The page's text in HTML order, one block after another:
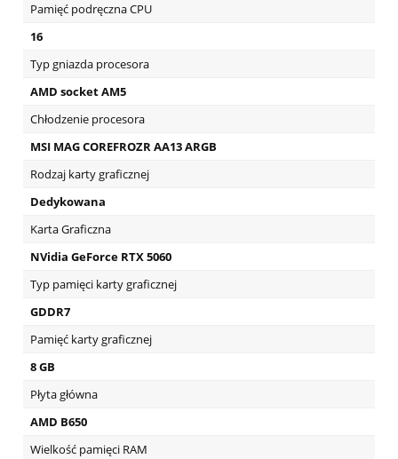
Pamięć podręczna CPU
16
Typ gniazda procesora
AMD socket AM5
Chłodzenie procesora
MSI MAG COREFROZR AA13 ARGB
Rodzaj karty graficznej
Dedykowana
Karta Graficzna
NVidia GeForce RTX 5060
Typ pamięci karty graficznej
GDDR7
Pamięć karty graficznej
8 GB
Płyta główna
AMD B650
Wielkość pamięci RAM